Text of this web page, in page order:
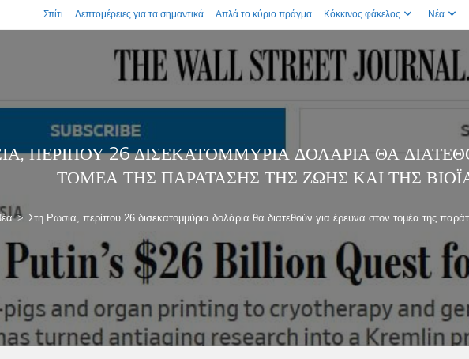
Σπίτι Λεπτομέρειες για τα σημαντικά Απλά το κύριο πράγμα Κόκκινος φάκελος Νέα
ΠΕΡΊΠΟΥ 26 ΔΙΣΕΚΑΤΟΜΜΎΡΙΑ ΔΟΛΆΡΙΑ ΘΑ
ΤΟΜΈΑ ΤΗΣ ΠΑΡΆΤΑΣΗΣ ΤΗΣ ΖΩΉΣ ΚΑΙ ΤΗΣ
> Στη Ρωσία, περίπου 26 δισεκατομμύρια δολάρια θα διατεθούν για έρευνα στον τομέα της